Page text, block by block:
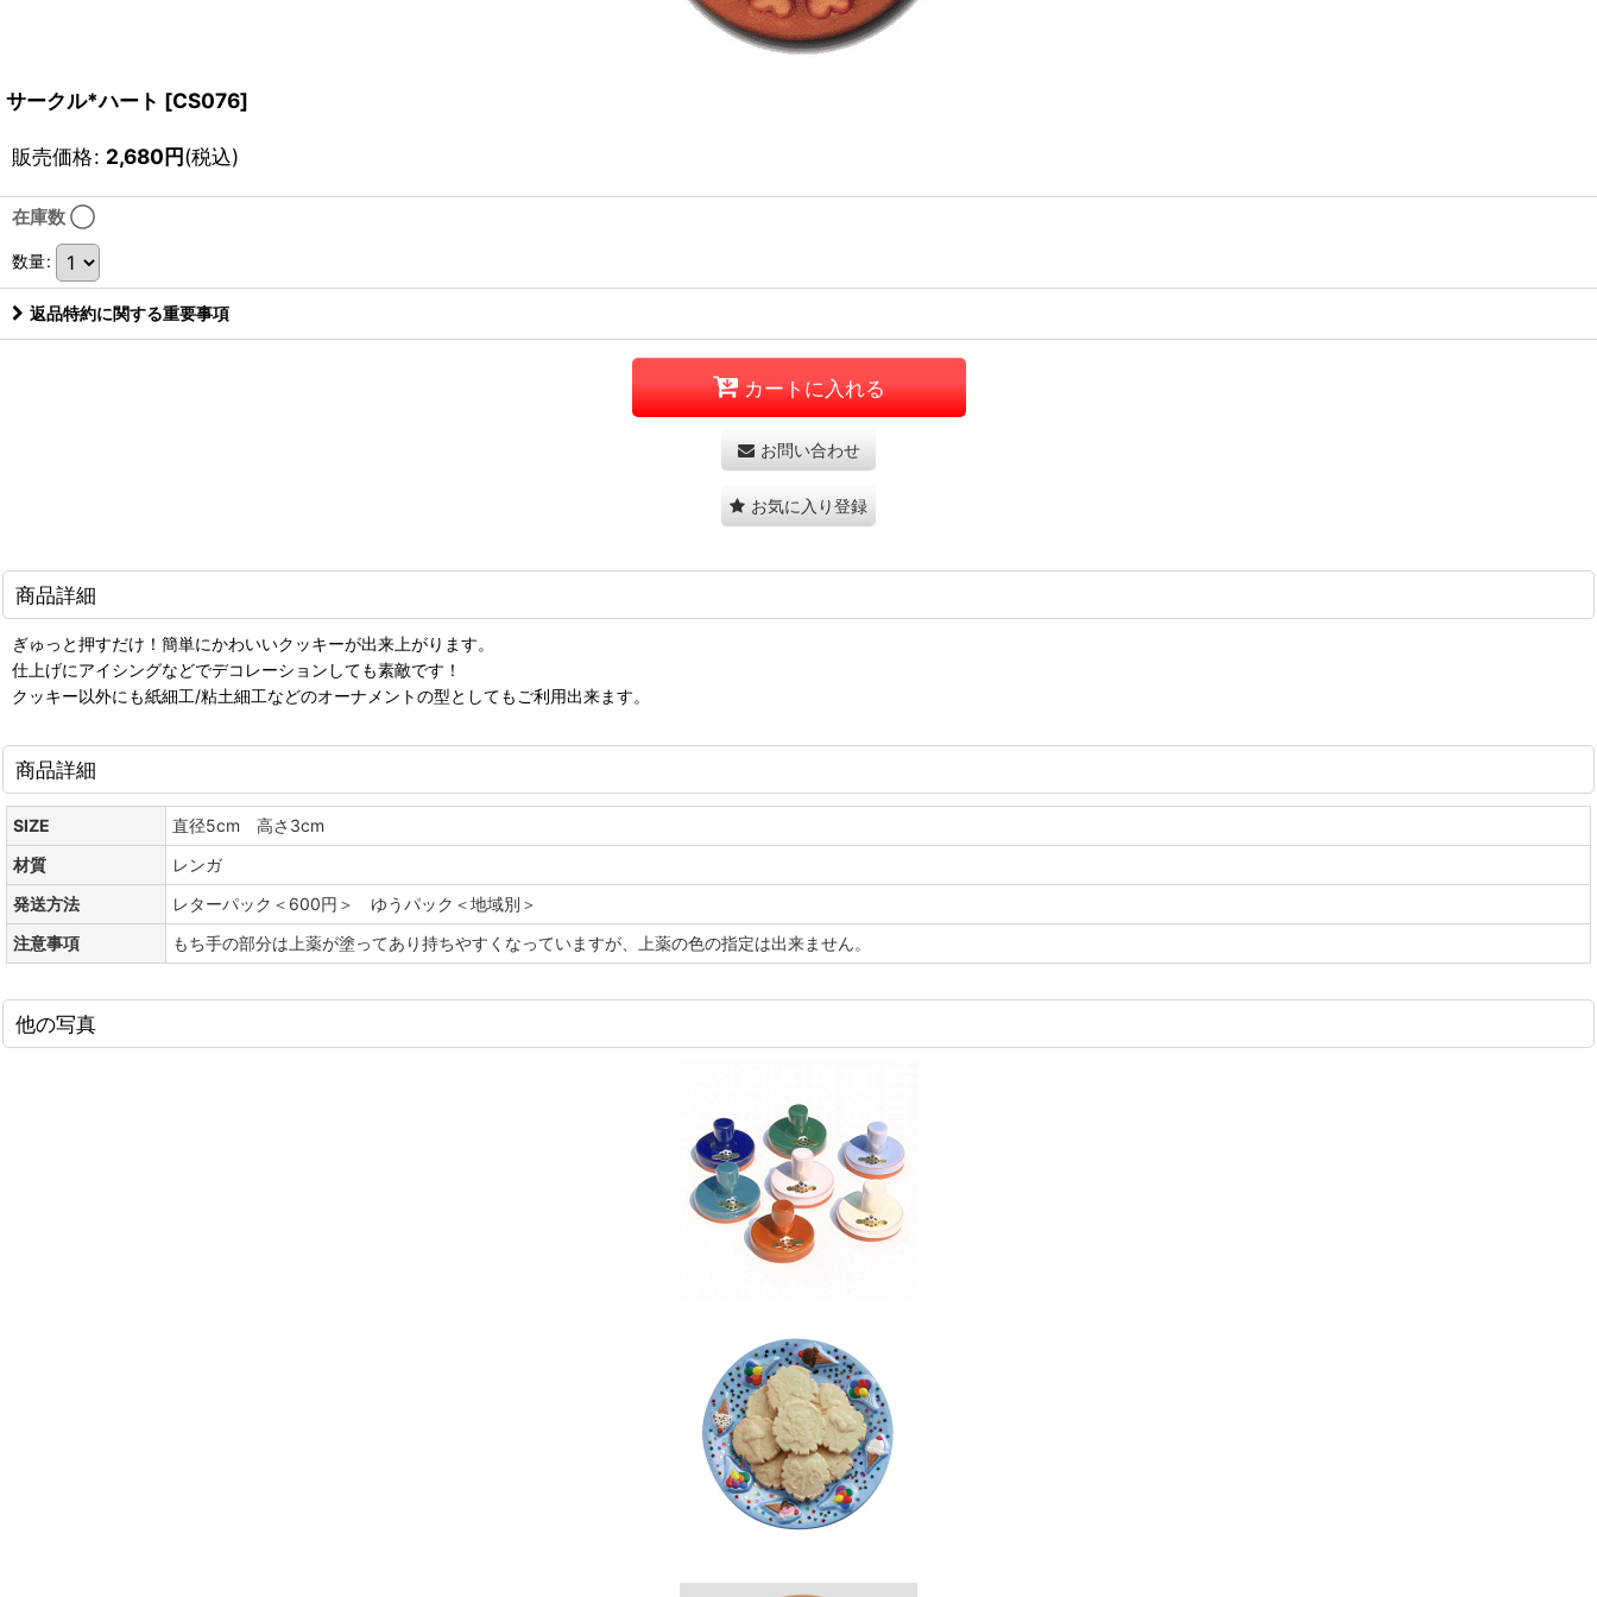
サークル*ハート [CS076]
販売価格: 2,680円(税込)
在庫数 ◯
数量:
返品特約に関する重要事項
カートに入れる
お問い合わせ
お気に入り登録
商品詳細
ぎゅっと押すだけ！簡単にかわいいクッキーが出来上がります。
仕上げにアイシングなどでデコレーションしても素敵です！
クッキー以外にも紙細工/粘土細工などのオーナメントの型としてもご利用出来ます。
商品詳細
SIZE
直径5cm 高さ3cm
材質
レンガ
発送方法
レターパック＜600円＞ ゆうパック＜地域別＞
注意事項
もち手の部分は上薬が塗ってあり持ちやすくなっていますが、上薬の色の指定は出来ません。
他の写真